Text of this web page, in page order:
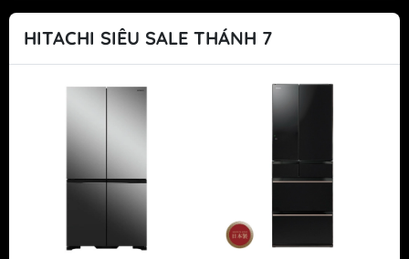
HITACHI SIÊU SALE THÁNH 7